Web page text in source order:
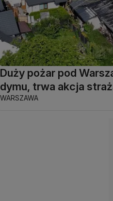
Duży pożar pod
dymu, trwa akcja
WARSZAWA